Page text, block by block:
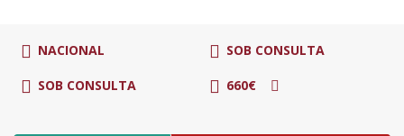
NACIONAL SOB CONSULTA
SOB CONSULTA 660€